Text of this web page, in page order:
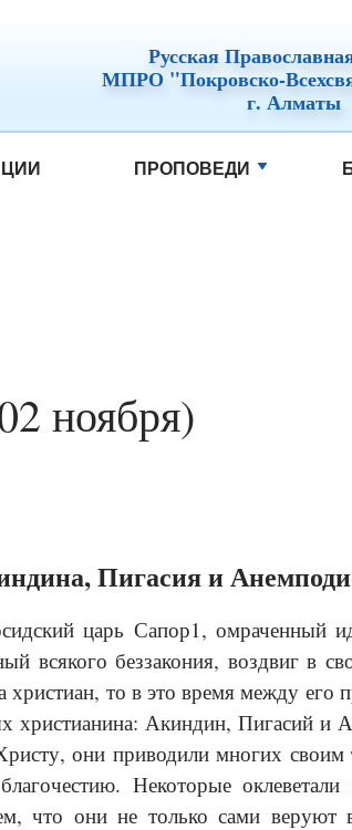
Русская
МПРО "Покровско-
г. Алматы
ПРОПОВЕДИ
ноября)
Пигасия и
царь Сапор1, омраченный
всякого беззакония, воздвиг в
христиан, то в это время между
христианина: Акиндин, Пигасий и
они приводили многих
Некоторые оклеветали
что они не только сами веруют